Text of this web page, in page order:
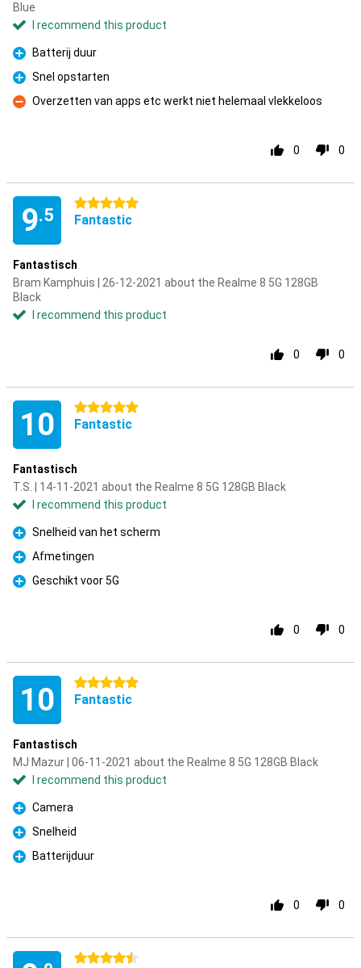
Blue
I recommend this product
Pro
Batterij duur
Pro
Snel opstarten
Con
Overzetten van apps etc werkt niet helemaal vlekkeloos
0 0
9.5
5 stars
Fantastic
Fantastisch
Bram Kamphuis | 26-12-2021 about the Realme 8 5G 128GB
Black
I recommend this product
0 0
10 5 stars
Fantastic
Fantastisch
T.S. | 14-11-2021 about the Realme 8 5G 128GB Black
I recommend this product
Pro
Snelheid van het scherm
Pro
Afmetingen
Pro
Geschikt voor 5G
0 0
10 5 stars
Fantastic
Fantastisch
MJ Mazur | 06-11-2021 about the Realme 8 5G 128GB Black
I recommend this product
Pro
Camera
Pro
Snelheid
Pro
Batterijduur
0 0
4.5 stars